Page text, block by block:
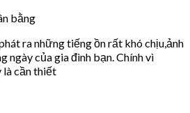
bằng
ra những tiếng ồn rất khó chịu,ảnh
ngày của gia đình bạn. Chính vì
là cần thiết